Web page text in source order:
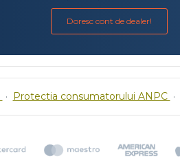
Doresc cont de dealer!
· Protectia consumatorului ANPC ·